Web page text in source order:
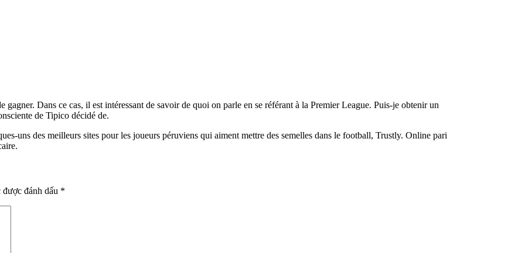
gagner. Dans ce cas, il est intéressant de savoir de quoi on parle en se référant à la Premier League. Puis-je obtenir un
de Tipico décidé de.
uns des meilleurs sites pour les joueurs péruviens qui aiment mettre des semelles dans le football, Trustly. Online pari
đánh dấu *